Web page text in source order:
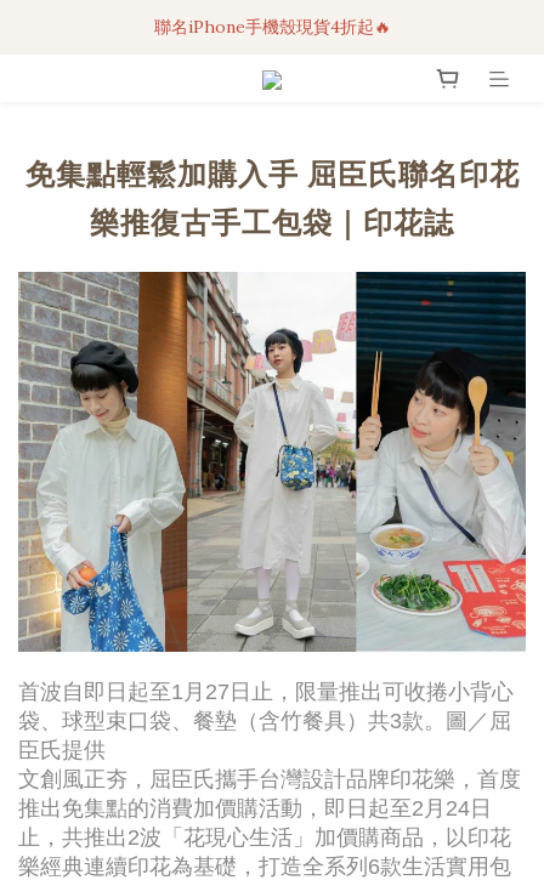
3C科技好物｜任選2件95折！
聯名iPhone手機殼現貨4折起🔥
超人氣聯名自動傘任2件9折！
免集點輕鬆加購入手 屈臣氏聯名印花
樂推復古手工包袋｜印花誌
首波自即日起至1月27日止，限量推出可收捲小背心
袋、球型束口袋、餐墊（含竹餐具）共3款。圖／屈
臣氏提供
文創風正夯，屈臣氏攜手台灣設計品牌印花樂，首度
推出免集點的消費加價購活動，即日起至2月24日
止，共推出2波「花現心生活」加價購商品，以印花
樂經典連續印花為基礎，打造全系列6款生活實用包